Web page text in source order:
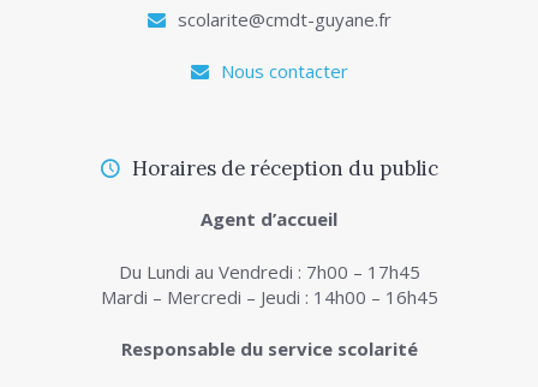
scolarite@cmdt-guyane.fr
Nous contacter
Horaires de réception du public
Agent d’accueil
Du Lundi au Vendredi : 7h00 – 17h45
Mardi – Mercredi – Jeudi : 14h00 – 16h45
Responsable du service scolarité